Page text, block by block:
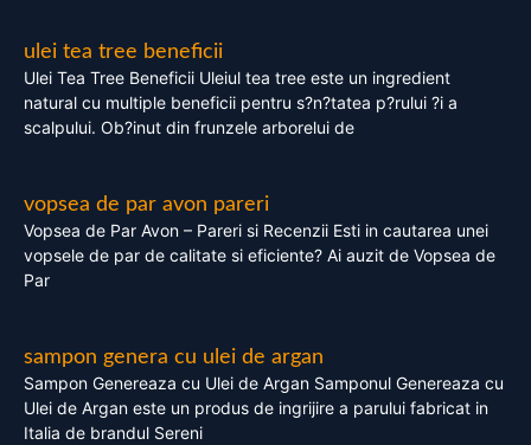
ulei tea tree beneficii
Ulei Tea Tree Beneficii Uleiul tea tree este un ingredient
natural cu multiple beneficii pentru s?n?tatea p?rului ?i a
scalpului. Ob?inut din frunzele arborelui de
vopsea de par avon pareri
Vopsea de Par Avon – Pareri si Recenzii Esti in cautarea unei
vopsele de par de calitate si eficiente? Ai auzit de Vopsea de
Par
sampon genera cu ulei de argan
Sampon Genereaza cu Ulei de Argan Samponul Genereaza cu
Ulei de Argan este un produs de ingrijire a parului fabricat in
Italia de brandul Sereni